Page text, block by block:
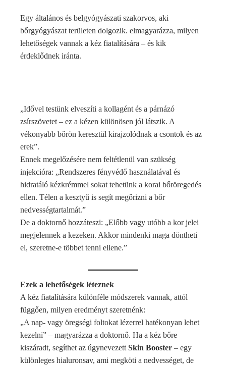
Egy általános és belgyógyászati szakorvos, aki
bőrgyógyászat területen dolgozik. elmagyarázza, milyen
lehetőségek vannak a kéz fiatalítására – és kik
érdeklődnek iránta.
„Idővel testünk elveszíti a kollagént és a párnázó
zsírszövetet – ez a kézen különösen jól látszik. A
vékonyabb bőrön keresztül kirajzolódnak a csontok és az
erek”.
Ennek megelőzésére nem feltétlenül van szükség
injekcióra: „Rendszeres fényvédő használatával és
hidratáló kézkrémmel sokat tehetünk a korai bőröregedés
ellen. Télen a kesztyű is segít megőrizni a bőr
nedvességtartalmát.”
De a doktornő hozzáteszi: „Előbb vagy utóbb a kor jelei
megjelennek a kezeken. Akkor mindenki maga döntheti
el, szeretne-e többet tenni ellene.”
Ezek a lehetőségek léteznek
A kéz fiatalítására különféle módszerek vannak, attól
függően, milyen eredményt szeretnénk:
„A nap- vagy öregségi foltokat lézerrel hatékonyan lehet
kezelni” – magyarázza a doktornő. Ha a kéz bőre
kiszáradt, segíthet az úgynevezett Skin Booster – egy
különleges hialuronsav, ami megköti a nedvességet, de